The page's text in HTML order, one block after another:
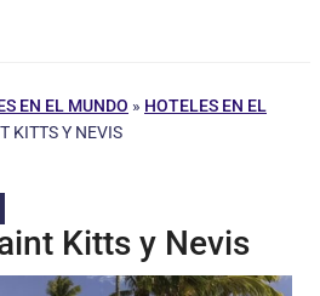
EN EL MUNDO » HOTELES EN EL
KITTS Y NEVIS
Kitts y Nevis